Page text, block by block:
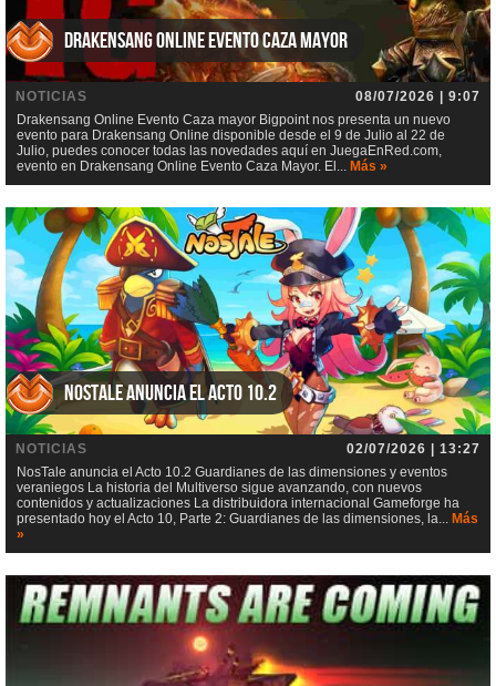
Drakensang Online Evento Caza mayor
NOTICIAS
08/07/2026 | 9:07
Drakensang Online Evento Caza mayor Bigpoint nos presenta un nuevo
evento para Drakensang Online disponible desde el 9 de Julio al 22 de
Julio, puedes conocer todas las novedades aquí en JuegaEnRed.com,
evento en Drakensang Online Evento Caza Mayor. El... Más »
NosTale anuncia el Acto 10.2
NOTICIAS
02/07/2026 | 13:27
NosTale anuncia el Acto 10.2 Guardianes de las dimensiones y eventos
veraniegos La historia del Multiverso sigue avanzando, con nuevos
contenidos y actualizaciones La distribuidora internacional Gameforge ha
presentado hoy el Acto 10, Parte 2: Guardianes de las dimensiones, la... Más
»